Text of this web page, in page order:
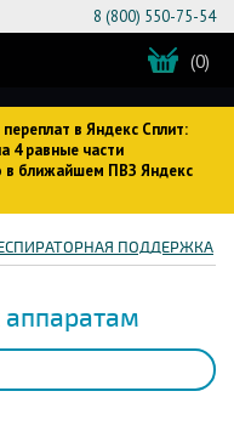
в Яндекс Сплит:
4 равные части
в ближайшем ПВЗ Яндекс
8 (800) 550-75-54
(0)
ПОДДЕРЖКА